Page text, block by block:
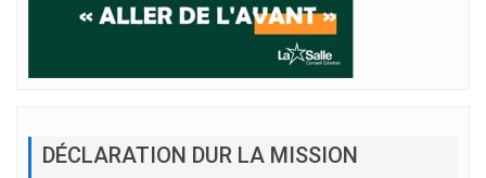
DÉCLARATION DUR LA MISSION